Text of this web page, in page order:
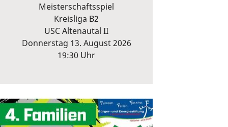
Meisterschaftsspiel
Kreisliga B2
USC Altenautal II
Donnerstag 13. August 2026
19:30 Uhr